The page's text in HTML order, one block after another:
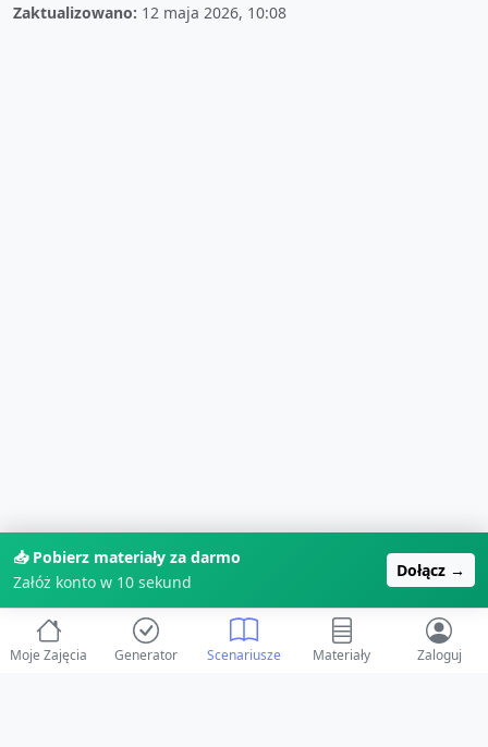
Zaktualizowano: 12 maja 2026, 10:08
📥 Pobierz materiały za darmo
Załóż konto w 10 sekund
Dołącz →
Moje Zajęcia Generator Scenariusze Materiały Zaloguj